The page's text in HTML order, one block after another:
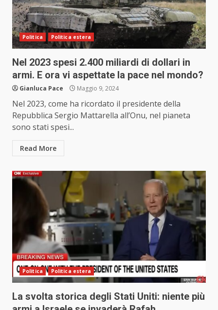
Politica Politica estera
Nel 2023 spesi 2.400 miliardi di dollari in
armi. E ora vi aspettate la pace nel mondo?
Gianluca Pace Maggio 9, 2024
Nel 2023, come ha ricordato il presidente della
Repubblica Sergio Mattarella all’Onu, nel pianeta
sono stati spesi...
Read More
Politica Politica estera
La svolta storica degli Stati Uniti: niente più